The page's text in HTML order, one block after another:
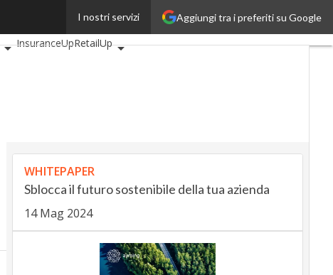
Aggiungi tra i preferiti su Google
I nostri servizi
InsuranceUpRetailUp
WHITEPAPER
Sblocca il futuro sostenibile della tua azienda
14 Mag 2024